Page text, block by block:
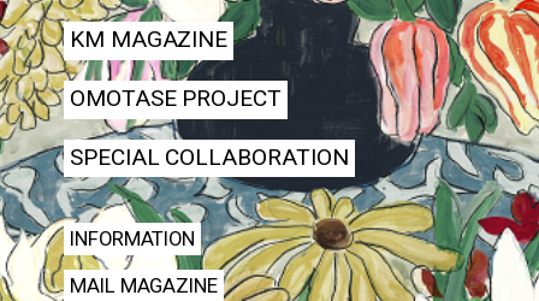
KM MAGAZINE
OMOTASE PROJECT
SPECIAL COLLABORATION
INFORMATION
MAIL MAGAZINE